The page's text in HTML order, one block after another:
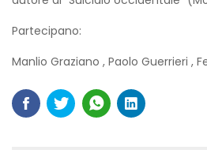
Partecipano:
Manlio Graziano , Paolo Guerrieri ,